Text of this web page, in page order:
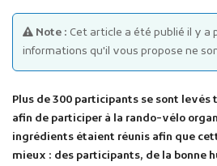
Plans d'accès
Note : Cet article a été publié il y a
informations qu'il vous propose ne
Plus de 300 participants se sont
afin de participer à la rando-vélo
ingrédients étaient réunis afin que
mieux : des participants, de la bonne